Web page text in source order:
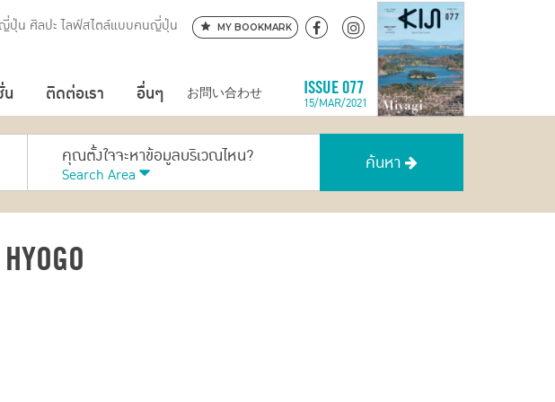
ญี่ปุ่น ศิลปะ ไลฟ์สไตล์แบบคนญี่ปุ่น MY BOOKMARK
น ติดต่อเรา อื่นๆ お問い合わせ
ISSUE 077
15/MAR/2021
คุณตั้งใจจะหาข้อมูลบริเวณไหน?
Search Area
ค้นหา